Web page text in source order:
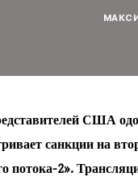
США
санкции на
потока-2».